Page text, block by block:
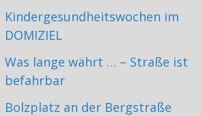
Kindergesundheitswochen im
DOMIZIEL
Was lange währt … – Straße ist
befahrbar
Bolzplatz an der Bergstraße